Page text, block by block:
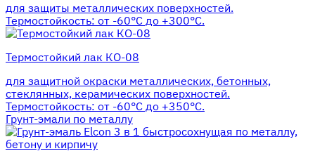
для защиты металлических поверхностей.
Термостойкость: от -60°С до +300°С.
Термостойкий лак КО-08
для защитной окраски металлических, бетонных,
стеклянных, керамических поверхностей.
Термостойкость: от -60°С до +350°С.
Грунт-эмали по металлу